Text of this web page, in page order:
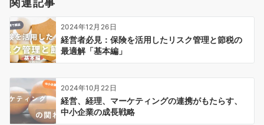
関連記事
2024年12月26日
経営者必見：保険を活用したリスク管理と節税の
最適解「基本編」
2024年10月22日
経営、経理、マーケティングの連携がもたらす、
中小企業の成長戦略